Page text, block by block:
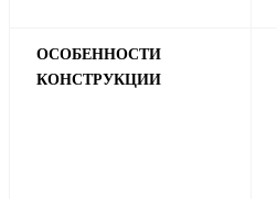
ОСОБЕННОСТИ
КОНСТРУКЦИИ